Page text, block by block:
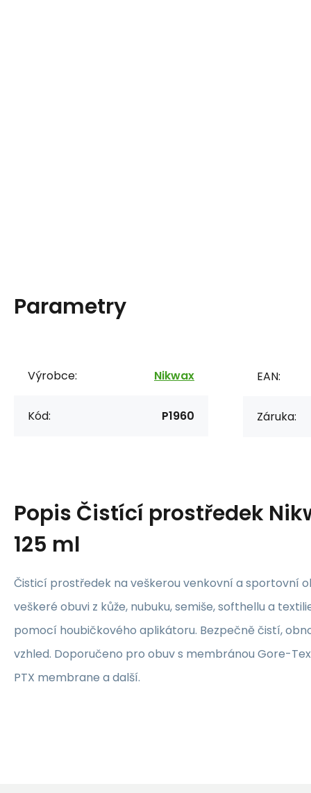
Parametry
Výrobce: Nikwax
Kód: P1960
EAN:
Záruka:
Popis Čistící prostředek
125 ml
Čisticí prostředek na veškerou venkovní a sportovní
veškeré obuvi z kůže, nubuku, semiše, softhellu a
pomocí houbičkového aplikátoru. Bezpečně čistí,
vzhled. Doporučeno pro obuv s membránou Gore-
PTX membrane a další.